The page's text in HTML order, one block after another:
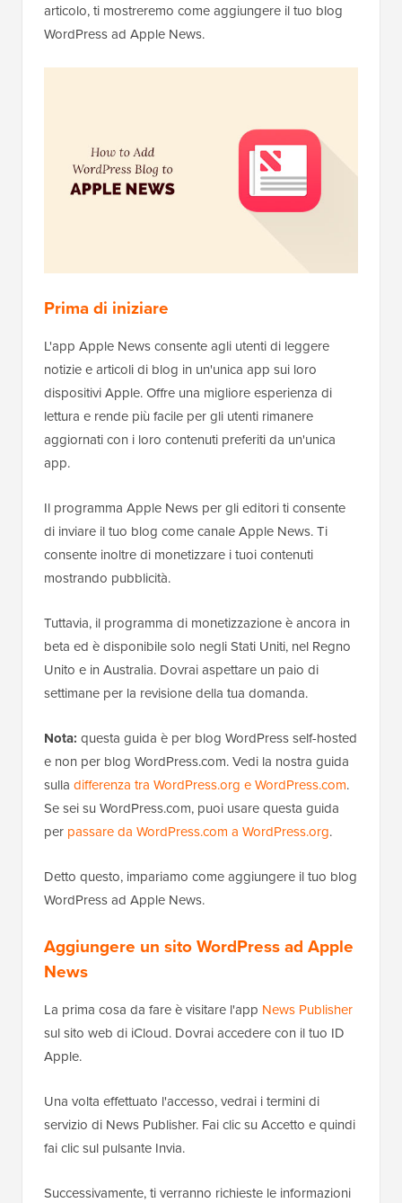
articolo, ti mostreremo come aggiungere il tuo blog
WordPress ad Apple News.
Prima di iniziare
L'app Apple News consente agli utenti di leggere
notizie e articoli di blog in un'unica app sui loro
dispositivi Apple. Offre una migliore esperienza di
lettura e rende più facile per gli utenti rimanere
aggiornati con i loro contenuti preferiti da un'unica
app.
Il programma Apple News per gli editori ti consente
di inviare il tuo blog come canale Apple News. Ti
consente inoltre di monetizzare i tuoi contenuti
mostrando pubblicità.
Tuttavia, il programma di monetizzazione è ancora in
beta ed è disponibile solo negli Stati Uniti, nel Regno
Unito e in Australia. Dovrai aspettare un paio di
settimane per la revisione della tua domanda.
Nota: questa guida è per blog WordPress self-hosted
e non per blog WordPress.com. Vedi la nostra guida
sulla differenza tra WordPress.org e WordPress.com.
Se sei su WordPress.com, puoi usare questa guida
per passare da WordPress.com a WordPress.org.
Detto questo, impariamo come aggiungere il tuo blog
WordPress ad Apple News.
Aggiungere un sito WordPress ad Apple
News
La prima cosa da fare è visitare l'app News Publisher
sul sito web di iCloud. Dovrai accedere con il tuo ID
Apple.
Una volta effettuato l'accesso, vedrai i termini di
servizio di News Publisher. Fai clic su Accetto e quindi
fai clic sul pulsante Invia.
Successivamente, ti verranno richieste le informazioni